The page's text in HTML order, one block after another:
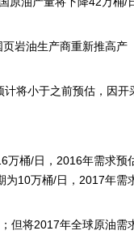
岩油生产商重新推高产
计将小于之前预估，因开
万桶/日，2016年需求预
为10万桶/日，2017年需
但将2017年全球原油需